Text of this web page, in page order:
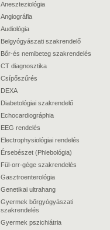
Aneszteziológia
Angiográfia
Audiológia
Belgyógyászati szakrendelő
Bőr-és nemibeteg szakrendelés
CT diagnosztika
Csípőszűrés
DEXA
Diabetológiai szakrendelő
Echocardiográphia
EEG rendelés
Electrophysiológiai rendelés
Érsebészet (Phlebológia)
Fül-orr-gége szakrendelés
Gasztroenterológia
Genetikai ultrahang
Gyermek bőrgyógyászati
szakrendelés
Gyermek pszichiátria